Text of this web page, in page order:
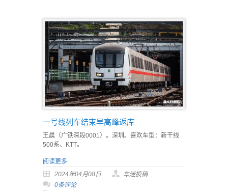
一号线列车结束早高峰返库
王晨（广铁深段0001）。深圳。喜欢车型：新干线
500系、KTT。
阅读更多
2024年04月08日
车迷投稿
0条评论